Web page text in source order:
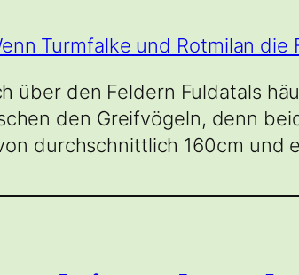
über den Feldern Fuldatals
den Greifvögeln, denn
durchschnittlich 160cm und